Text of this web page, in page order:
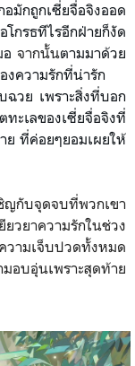
มักถูกเซี่ยจื่อจิงออด
กรธทีไรอีกฝ่ายก็งัด
อ จากนั้นตามมาด้วย
งความรักที่น่ารัก
ฉวย เพราะสิ่งที่บอก
ะเลของเซี่ยจื่อจิงที่
ย ที่ค่อยๆยอมเผยให้
กับจุดจบที่พวกเขา
วยาความรักในช่วง
วามเจ็บปวดทั้งหมด
อบอุ่นเพราะสุดท้าย